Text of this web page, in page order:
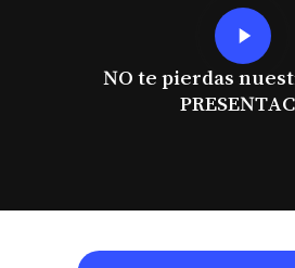
Play
Video
NO te pierdas